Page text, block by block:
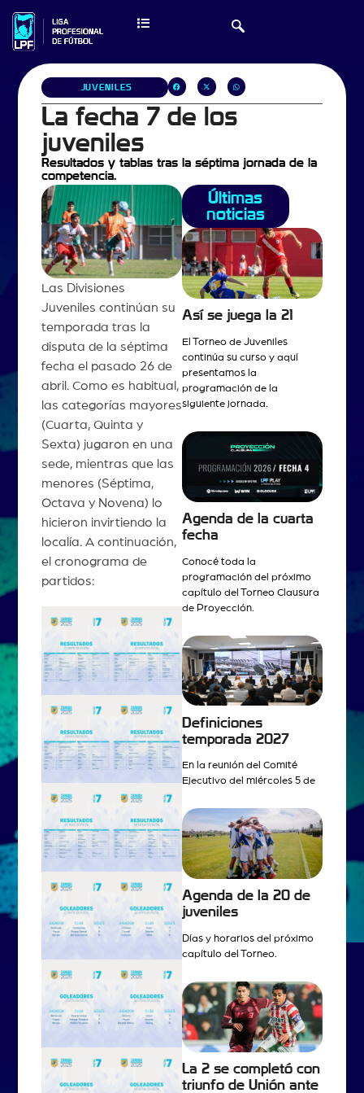
JUVENILES
La fecha 7 de los
juveniles
Resultados y tablas tras la séptima jornada de la
competencia.
Las Divisiones
Juveniles continúan su
temporada tras la
disputa de la séptima
fecha el pasado 26 de
abril. Como es habitual,
las categorías mayores
(Cuarta, Quinta y
Sexta) jugaron en una
sede, mientras que las
menores (Séptima,
Octava y Novena) lo
hicieron invirtiendo la
localía. A continuación,
el cronograma de
partidos:
Últimas
noticias
Así se juega la 21
El Torneo de Juveniles
continúa su curso y aquí
presentamos la
programación de la
siguiente jornada.
Agenda de la cuarta
fecha
Conocé toda la
programación del próximo
capítulo del Torneo Clausura
de Proyección.
Definiciones
temporada 2027
En la reunión del Comité
Ejecutivo del miércoles 5 de
Agenda de la 20 de
juveniles
Días y horarios del próximo
capítulo del Torneo.
La 2 se completó con
triunfo de Unión ante